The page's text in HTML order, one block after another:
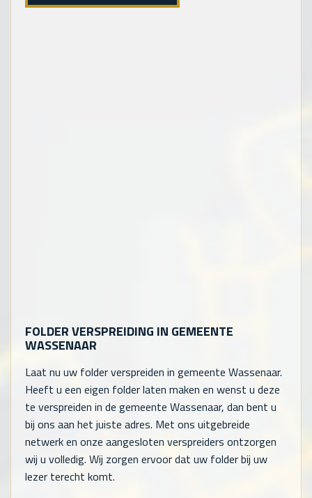
FOLDER VERSPREIDING IN GEMEENTE
WASSENAAR
Laat nu uw folder verspreiden in gemeente Wassenaar.
Heeft u een eigen folder laten maken en wenst u deze
te verspreiden in de gemeente Wassenaar, dan bent u
bij ons aan het juiste adres. Met ons uitgebreide
netwerk en onze aangesloten verspreiders ontzorgen
wij u volledig. Wij zorgen ervoor dat uw folder bij uw
lezer terecht komt.